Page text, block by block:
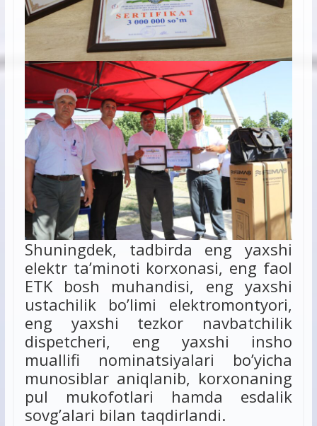
Shuningdek, tadbirda eng yaxshi
elektr ta’minoti korxonasi, eng faol
ETK bosh muhandisi, eng yaxshi
ustachilik bo’limi elektromontyori,
eng yaxshi tezkor navbatchilik
dispetcheri, eng yaxshi insho
muallifi nominatsiyalari bo’yicha
munosiblar aniqlanib, korxonaning
pul mukofotlari hamda esdalik
sovg’alari bilan taqdirlandi.